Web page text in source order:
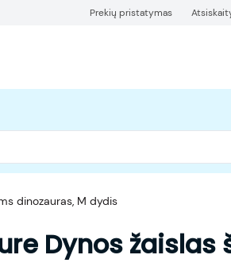
Prekių pristatymas
dinozauras, M dydis
Dynos